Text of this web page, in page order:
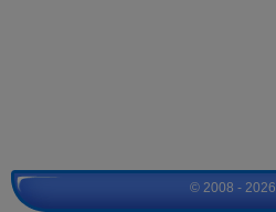
© 2008 - 2026